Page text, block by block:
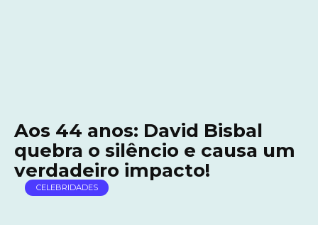
Aos 44 anos: David Bisbal
quebra o silêncio e causa um
verdadeiro impacto!
CELEBRIDADES